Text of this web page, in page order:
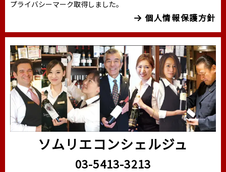
プライバシーマーク取得しました。
個人情報保護方針
ソムリエコンシェルジュ
03-5413-3213